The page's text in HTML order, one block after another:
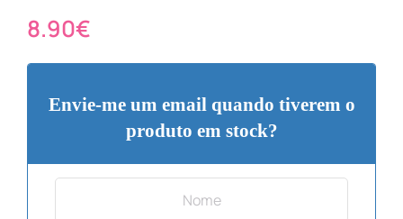
8.90€
Envie-me um email quando tiverem o
produto em stock?